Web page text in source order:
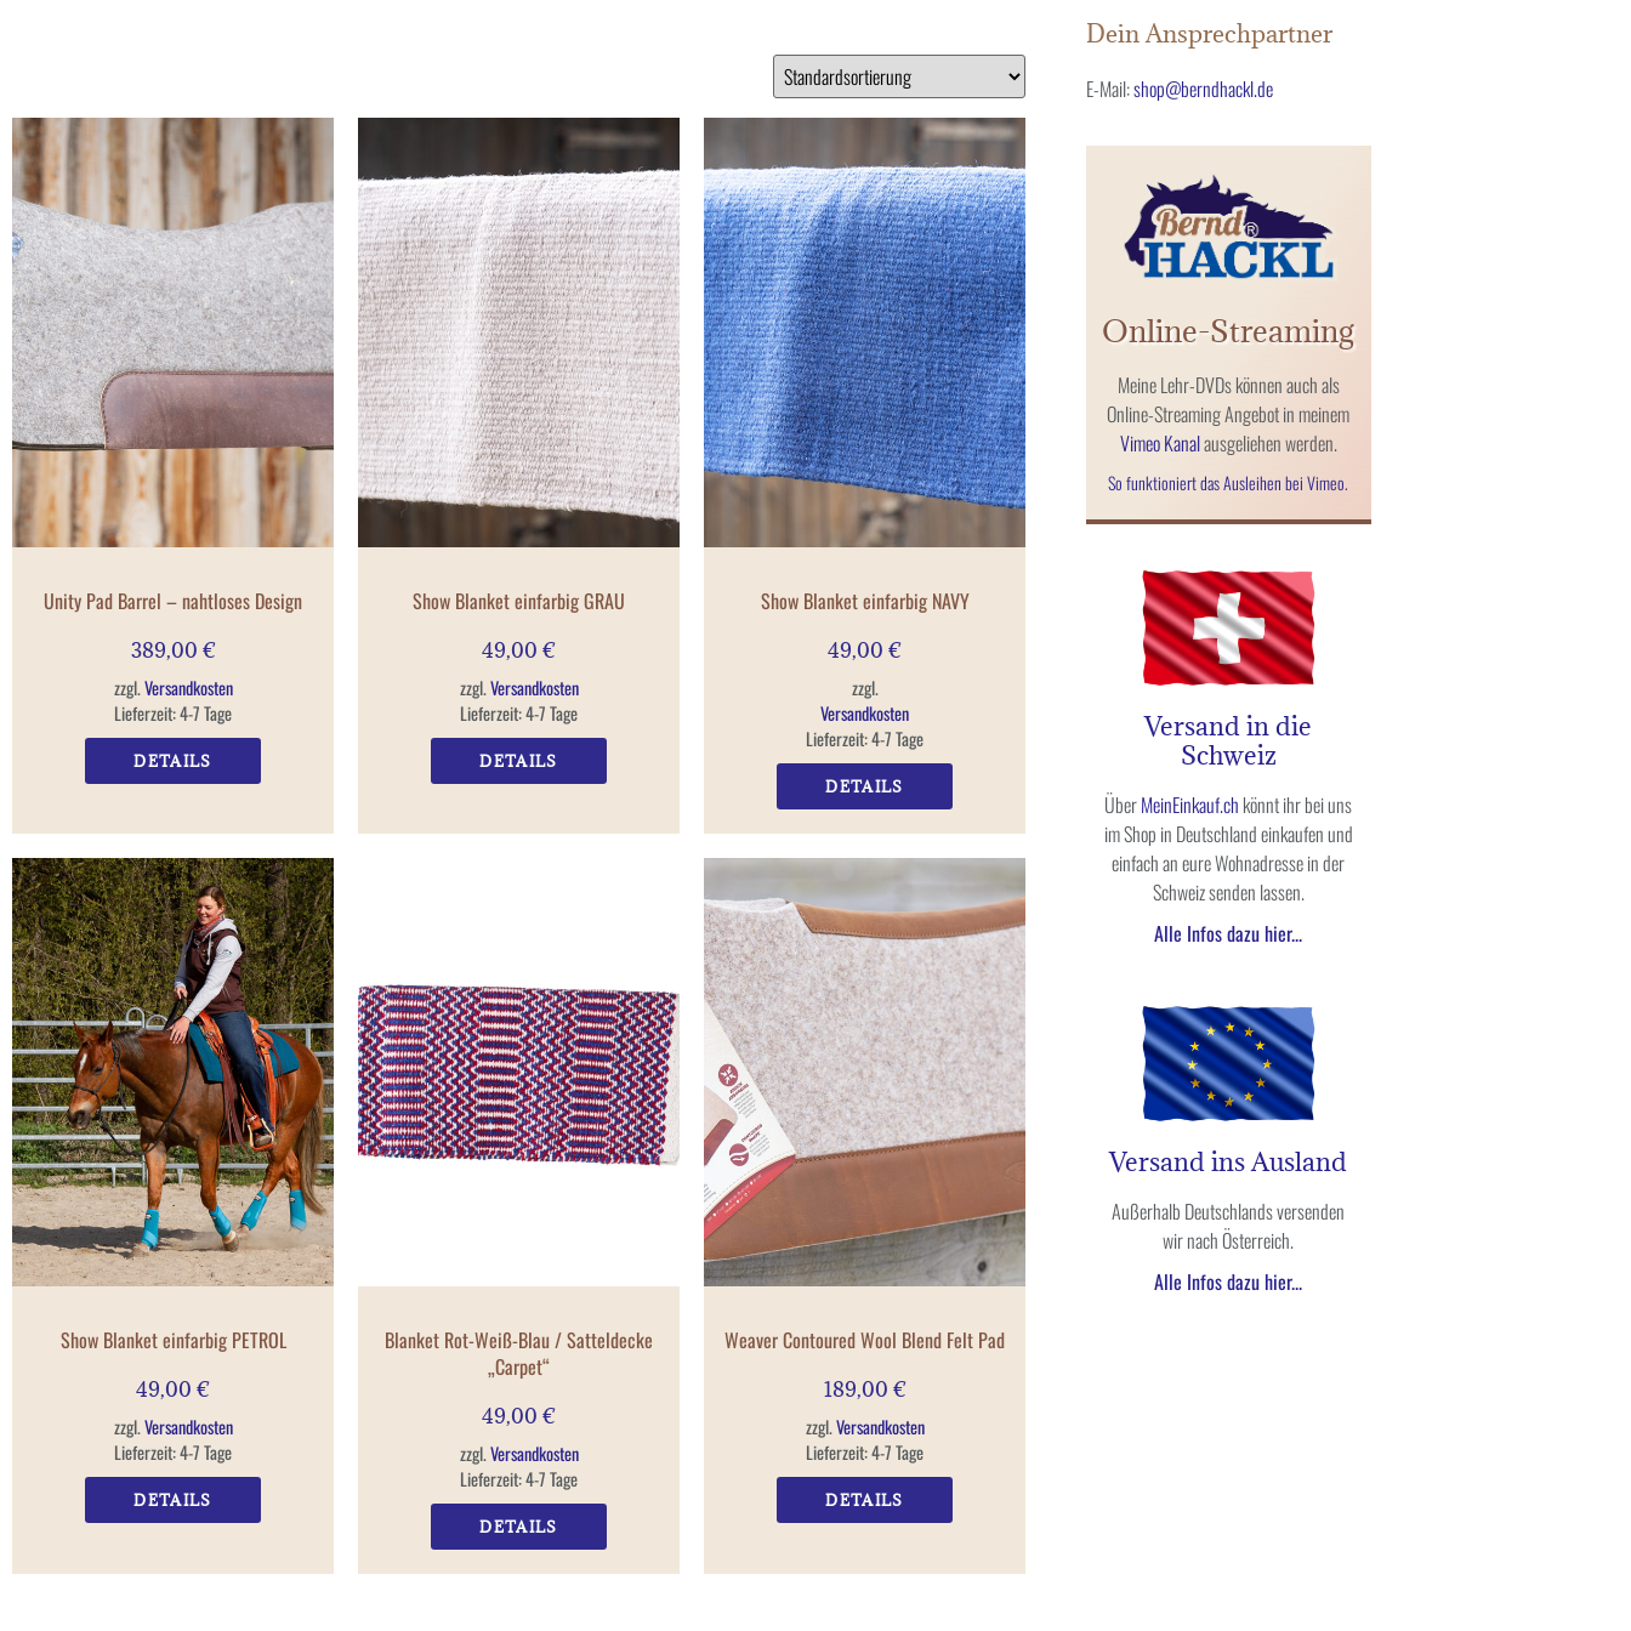
Unity Pad Barrel – nahtloses Design
389,00 €
zzgl.Versandkosten
Lieferzeit:4-7 Tage
DETAILS
Show Blanket einfarbig GRAU
49,00 €
zzgl.Versandkosten
Lieferzeit:4-7 Tage
DETAILS
Show Blanket einfarbig NAVY
49,00 €
zzgl.
Versandkosten
Lieferzeit:4-7 Tage
DETAILS
Show Blanket einfarbig PETROL
49,00 €
zzgl.Versandkosten
Lieferzeit:4-7 Tage
DETAILS
Blanket Rot-Weiß-Blau / Satteldecke
„Carpet“
49,00 €
zzgl.Versandkosten
Lieferzeit:4-7 Tage
DETAILS
Weaver Contoured Wool Blend Felt Pad
189,00 €
zzgl.Versandkosten
Lieferzeit:4-7 Tage
DETAILS
Dein Ansprechpartner
E-Mail:shop@berndhackl.de
Online-Streaming
Meine Lehr-DVDs können auch als
Online-Streaming Angebot in meinem
Vimeo Kanalausgeliehen werden.
So funktioniert das Ausleihen bei Vimeo.
Versand in die
Schweiz
ÜberMeinEinkauf.ch könnt ihr bei uns
im Shop in Deutschland einkaufen und
einfach an eure Wohnadresse in der
Schweiz senden lassen.
Alle Infos dazu hier...
Versand ins Ausland
Außerhalb Deutschlands versenden
wir nach Österreich.
Alle Infos dazu hier...